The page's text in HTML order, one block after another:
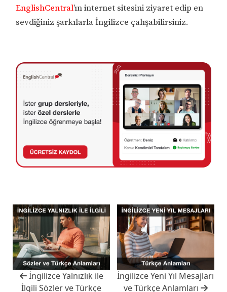
EnglishCentral’ın internet sitesini ziyaret edip en
sevdiğiniz şarkılarla İngilizce çalışabilirsiniz.
İngilizce Yalnızlık ile
İlgili Sözler ve Türkçe
İngilizce Yeni Yıl Mesajları
ve Türkçe Anlamları